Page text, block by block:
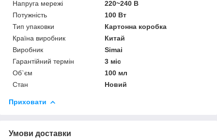
Напруга мережі
220~240 В
Потужність
100 Вт
Тип упаковки
Картонна коробка
Країна виробник
Китай
Виробник
Simai
Гарантійний термін
3 міс
Об`єм
100 мл
Стан
Новий
Приховати
Умови доставки